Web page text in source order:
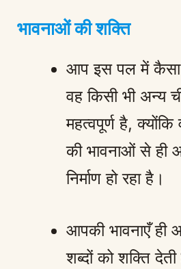
भावनाओं की शक्ति
आप इस पल में
वह किसी भी अन्य
महत्वपूर्ण है,
की भावनाओं से ही
निर्माण हो रहा है।
आपकी भावनाएँ ही
शब्दों को शक्ति